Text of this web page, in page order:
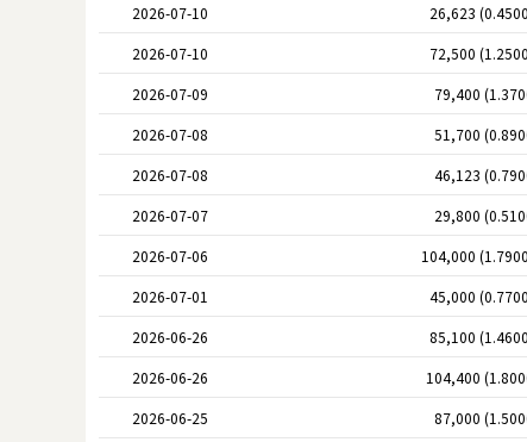
2026-07-10
26,623
2026-07-10
72,500
2026-07-09
79,400
2026-07-08
51,700
2026-07-08
46,123
2026-07-07
29,800
2026-07-06
104,000
2026-07-01
45,000
2026-06-26
85,100
2026-06-26
104,400
2026-06-25
87,000